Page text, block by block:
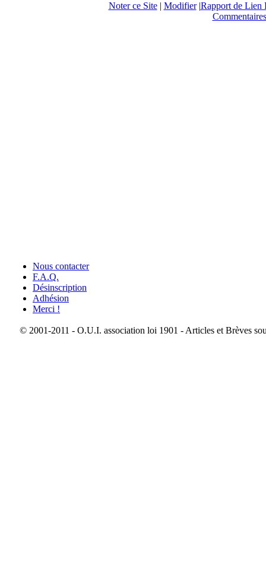
Noter ce Site| Modifier|Rapport de Lien
Nous contacter
F.A.Q.
Désinscription
Adhésion
Merci !
© 2001-2011 - O.U.I. association loi 1901 - Articles et Brèves